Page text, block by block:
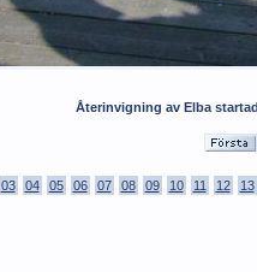
Återinvigning av Elba
03 04 05 06 07 08 09 10 11 12 13